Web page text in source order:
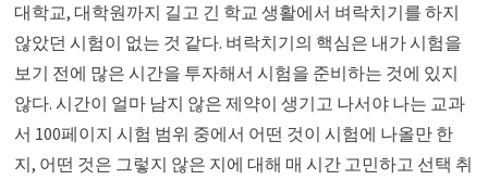
대학교, 대학원까지 길고 긴 학교 생활에서 벼락치기를 하지
않았던 시험이 없는 것 같다. 벼락치기의 핵심은 내가 시험을
보기 전에 많은 시간을 투자해서 시험을 준비하는 것에 있지
않다. 시간이 얼마 남지 않은 제약이 생기고 나서야 나는 교과
서 100페이지 시험 범위 중에서 어떤 것이 시험에 나올만 한
지, 어떤 것은 그렇지 않은 지에 대해 매 시간 고민하고 선택 취